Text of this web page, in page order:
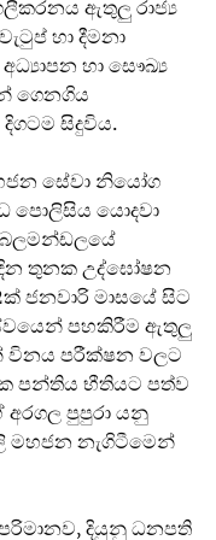
ඇතුලු රාජ්‍ය
හා දීමනා
හා සෞඛ්‍ය
ගෙනගිය
සිදුවිය.
සේවා නියෝග
පොලිසිය යොදවා
බලමන්ඩලයේ
තුනක උද්ඝෝෂන
ජනවාරි මාසයේ සිට
පහකිරීම ඇතුලු
විනය පරීක්ෂන වලට
පන්තිය භීතියට පත්ව
පුපුරා යනු
මහජන නැගිටීමෙන්
දියුනු ධනපති